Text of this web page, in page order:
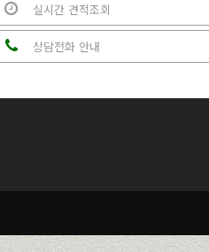
실시간 견적조회
상담전화 안내